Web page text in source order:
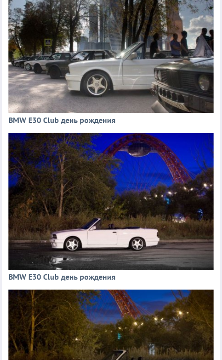
BMW E30 Club день рождения
BMW E30 Club день рождения